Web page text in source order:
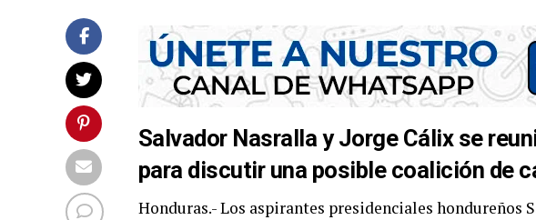
Salvador Nasralla y Jorge Cálix se
para discutir una posible coalición de
Honduras.- Los aspirantes presidenciales hondureños